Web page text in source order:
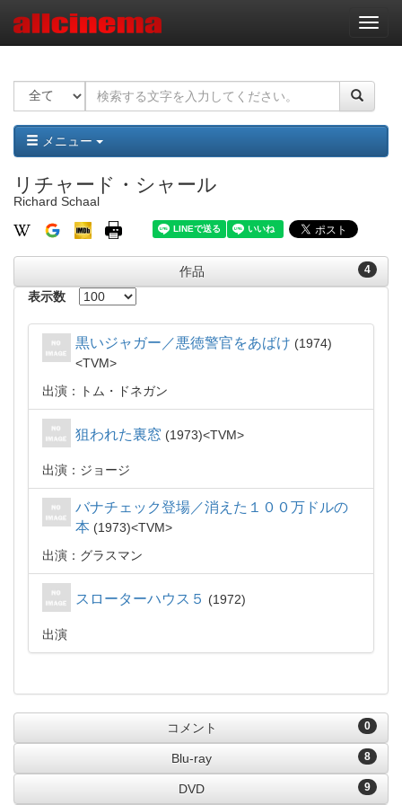
ナ
ビ
ー
ョ
ン
メニュー
リチャード・シャール
Richard Schaal
4
作品
表示数
黒いジャガー／悪徳警官をあばけ
1974
TVM
出演：トム・ドネガン
狙われた裏窓 1973 TVM
出演：ジョージ
バナチェック登場／消えた１００万ドルの
本
1973
TVM
出演：グラスマン
スローターハウス５ 1972
出演
0
コメント
8
Blu-ray
9
DVD